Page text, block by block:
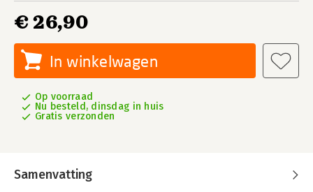
€ 26,90
In winkelwagen
Op voorraad
Nu besteld, dinsdag in huis
Gratis verzonden
Samenvatting